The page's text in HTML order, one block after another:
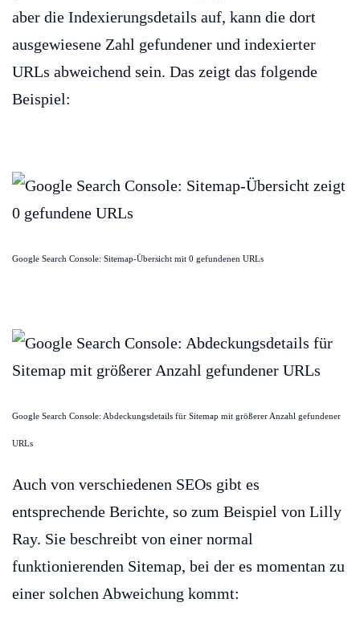
aber die Indexierungsdetails auf, kann die dort
ausgewiesene Zahl gefundener und indexierter
URLs abweichend sein. Das zeigt das folgende
Beispiel:
Google Search Console: Sitemap-Übersicht mit 0 gefundenen URLs
Google Search Console: Abdeckungsdetails für Sitemap mit größerer Anzahl gefundener
URLs
Auch von verschiedenen SEOs gibt es
entsprechende Berichte, so zum Beispiel von Lilly
Ray. Sie beschreibt von einer normal
funktionierenden Sitemap, bei der es momentan zu
einer solchen Abweichung kommt: